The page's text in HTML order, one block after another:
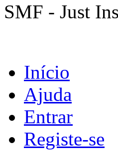
SMF - Just
Início
Ajuda
Entrar
Registe-se